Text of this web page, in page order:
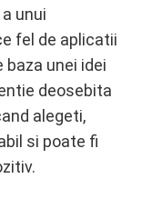
unui
fel de aplicatii
baza unei idei
deosebita
alegeti,
si poate fi